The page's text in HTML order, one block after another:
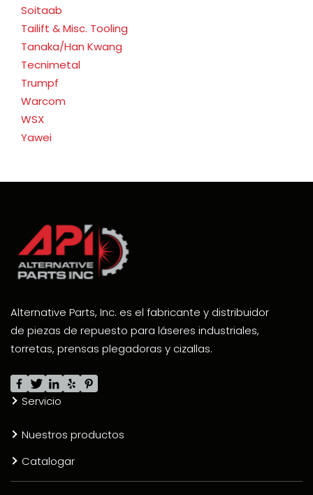
Soitaab
Tailift & Misc. Tooling
Tanaka/Han Kwang
Tecnimetal
Trumpf
Warcom
WSX
Yawei
Alternative Parts, Inc. es el fabricante y distribuidor
de piezas de repuesto para láseres industriales,
torretas, prensas plegadoras y cizallas.
Servicio
Nuestros productos
Catalogar